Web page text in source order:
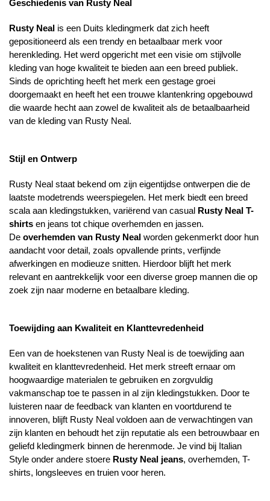
Geschiedenis van Rusty Neal
Rusty Neal is een Duits kledingmerk dat zich heeft
gepositioneerd als een trendy en betaalbaar merk voor
herenkleding. Het werd opgericht met een visie om stijlvolle
kleding van hoge kwaliteit te bieden aan een breed publiek.
Sinds de oprichting heeft het merk een gestage groei
doorgemaakt en heeft het een trouwe klantenkring opgebouwd
die waarde hecht aan zowel de kwaliteit als de betaalbaarheid
van de kleding van Rusty Neal.
Stijl en Ontwerp
Rusty Neal staat bekend om zijn eigentijdse ontwerpen die de
laatste modetrends weerspiegelen. Het merk biedt een breed
scala aan kledingstukken, variërend van casual Rusty Neal T-
shirts en jeans tot chique overhemden en jassen.
De overhemden van Rusty Neal worden gekenmerkt door hun
aandacht voor detail, zoals opvallende prints, verfijnde
afwerkingen en modieuze snitten. Hierdoor blijft het merk
relevant en aantrekkelijk voor een diverse groep mannen die op
zoek zijn naar moderne en betaalbare kleding.
Toewijding aan Kwaliteit en Klanttevredenheid
Een van de hoekstenen van Rusty Neal is de toewijding aan
kwaliteit en klanttevredenheid. Het merk streeft ernaar om
hoogwaardige materialen te gebruiken en zorgvuldig
vakmanschap toe te passen in al zijn kledingstukken. Door te
luisteren naar de feedback van klanten en voortdurend te
innoveren, blijft Rusty Neal voldoen aan de verwachtingen van
zijn klanten en behoudt het zijn reputatie als een betrouwbaar en
geliefd kledingmerk binnen de herenmode. Je vind bij Italian
Style onder andere stoere Rusty Neal jeans, overhemden, T-
shirts, longsleeves en truien voor heren.